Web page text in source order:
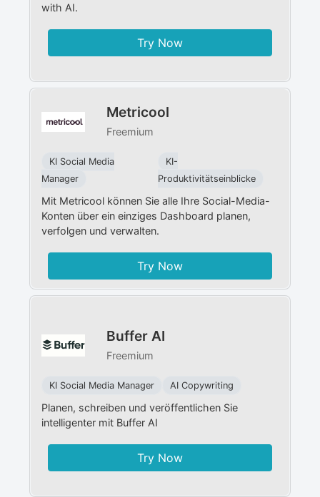
with AI.
Try Now
Metricool
Freemium
KI Social Media
Manager​
KI-
Produktivitätseinblicke
Mit Metricool können Sie alle Ihre Social-Media-
Konten über ein einziges Dashboard planen,
verfolgen und verwalten.
Try Now
Buffer AI
Freemium
KI Social Media Manager​ AI Copywriting
Planen, schreiben und veröffentlichen Sie
intelligenter mit Buffer AI
Try Now